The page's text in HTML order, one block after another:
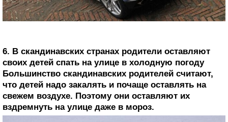
6. В скандинавских странах родители оставляют
своих детей спать на улице в холодную погоду
Большинство скандинавских родителей считают,
что детей надо закалять и почаще оставлять на
свежем воздухе. Поэтому они оставляют их
вздремнуть на улице даже в мороз.